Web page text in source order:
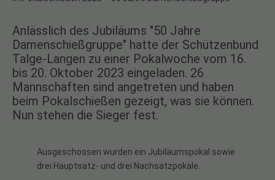
Anlässlich des Jubiläums "50 Jahre
Damenschießgruppe" hatte der Schützenbund
Talge-Langen zu einer Pokalwoche vom 16.
bis 20. Oktober 2023 eingeladen. 26
Mannschaften sind angetreten und haben
beim Pokalschießen gezeigt, was sie können.
Nun stehen die Sieger fest.
Ausgeschossen wurden ein Jubiläumspokal sowie
drei Hauptsatz- und drei Nachsatzpokale.